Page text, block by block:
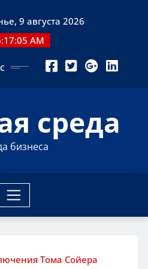
9 августа 2026
AM
среда
бизнеса
Тома Сойера